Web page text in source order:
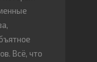
Всё, что